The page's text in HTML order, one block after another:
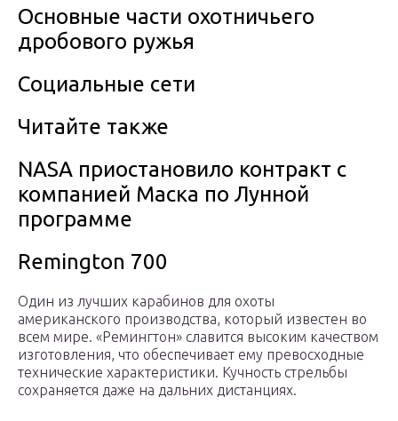
Основные части охотничьего
дробового ружья
Социальные сети
Читайте также
NASA приостановило контракт с
компанией Маска по Лунной
программе
Remington 700
Один из лучших карабинов для охоты
американского производства, который известен во
всем мире. «Ремингтон» славится высоким качеством
изготовления, что обеспечивает ему превосходные
технические характеристики. Кучность стрельбы
сохраняется даже на дальних дистанциях.